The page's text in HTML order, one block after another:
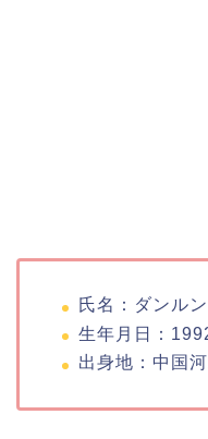
氏名：ダンルン
生年月日：
出身地：中国